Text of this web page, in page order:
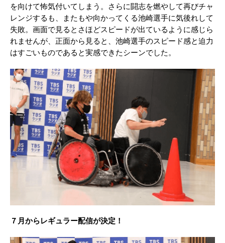
を向けて怖気付いてしまう。さらに闘志を燃やして再びチャ
レンジするも、またもや向かってくる池崎選手に気後れして
失敗。画面で見るとさほどスピードが出ているように感じら
れませんが、正面から見ると、池崎選手のスピード感と迫力
はすごいものであると実感できたシーンでした。
７月からレギュラー配信が決定！